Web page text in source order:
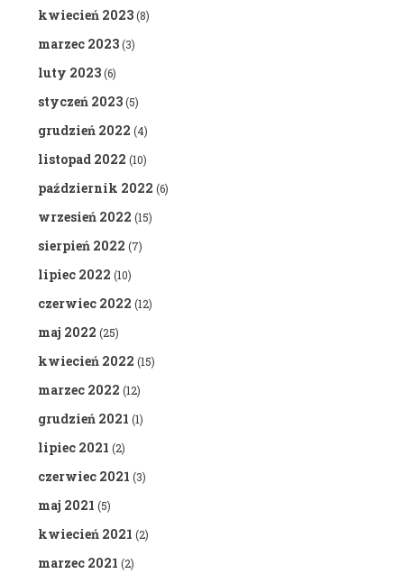
kwiecień 2023(8)
marzec 2023(3)
luty 2023(6)
styczeń 2023(5)
grudzień 2022 (4)
listopad 2022 (10)
październik 2022 (6)
wrzesień 2022 (15)
sierpień 2022 (7)
lipiec 2022 (10)
czerwiec 2022 (12)
maj 2022 (25)
kwiecień 2022 (15)
marzec 2022 (12)
grudzień 2021 (1)
lipiec 2021 (2)
czerwiec 2021 (3)
maj 2021 (5)
kwiecień 2021 (2)
marzec 2021 (2)